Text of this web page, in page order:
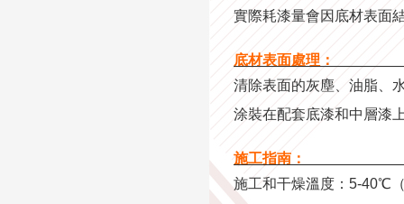
實際耗漆量會因底材表面
底材表面處理：
清除表面的灰塵、油脂、
涂裝在配套底漆和中層漆
施工指南：
施工和干燥溫度：5-40℃